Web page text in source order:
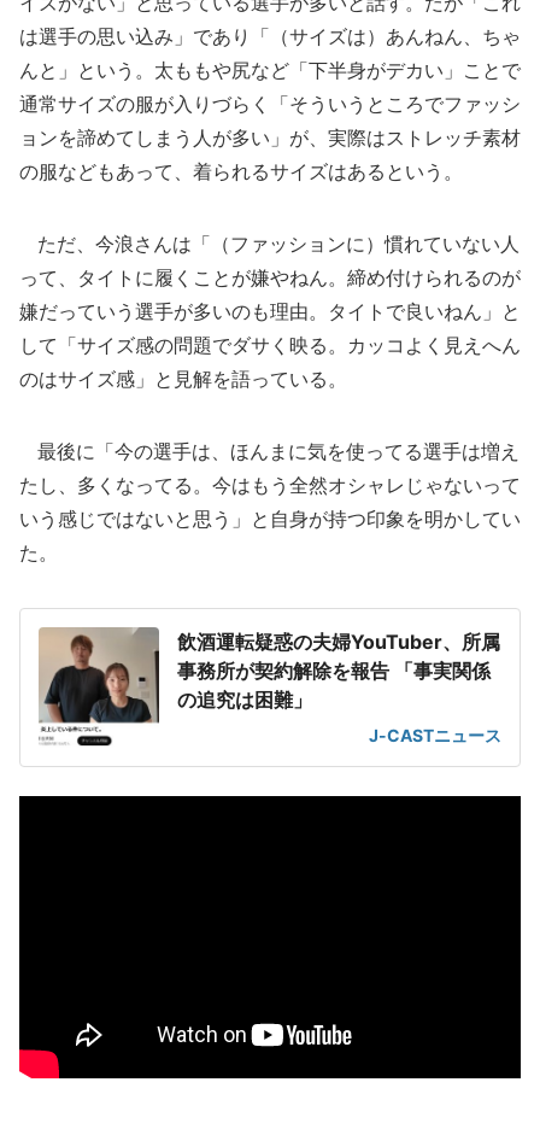
は選手の思い込み」であり「（サイズは）あんねん、ちゃ
んと」という。太ももや尻など「下半身がデカい」ことで
通常サイズの服が入りづらく「そういうところでファッシ
ョンを諦めてしまう人が多い」が、実際はストレッチ素材
の服などもあって、着られるサイズはあるという。
ただ、今浪さんは「（ファッションに）慣れていない人
って、タイトに履くことが嫌やねん。締め付けられるのが
嫌だっていう選手が多いのも理由。タイトで良いねん」と
して「サイズ感の問題でダサく映る。カッコよく見えへん
のはサイズ感」と見解を語っている。
最後に「今の選手は、ほんまに気を使ってる選手は増え
たし、多くなってる。今はもう全然オシャレじゃないって
いう感じではないと思う」と自身が持つ印象を明かしてい
た。
飲酒運転疑惑の夫婦YouTuber、所属
事務所が契約解除を報告 「事実関係
の追究は困難」
J-CASTニュース